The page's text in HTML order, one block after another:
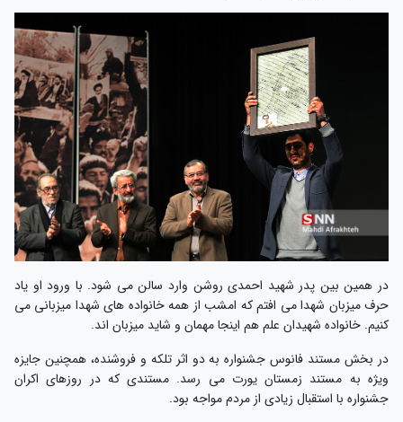
در همین بین پدر شهید احمدی روشن وارد سالن می شود. با ورود او یاد
حرف میزبان شهدا می افتم که امشب از همه خانواده های شهدا میزبانی می
کنیم. خانواده شهیدان علم هم اینجا مهمان و شاید میزبان اند.
در بخش مستند فانوس جشنواره به دو اثر تلکه و فروشنده، همچنین جایزه
ویژه به مستند زمستان یورت می رسد. مستندی که در روزهای اکران
جشنواره با استقبال زیادی از مردم مواجه بود.